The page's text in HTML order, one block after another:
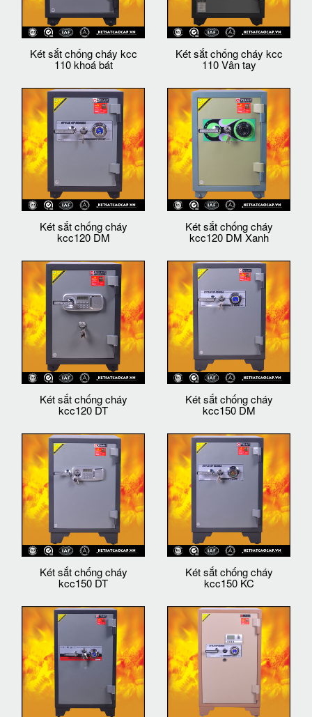
Két sắt chống cháy kcc
110 khoá bát
Két sắt chống cháy kcc
110 Vân tay
Két sắt chống cháy
kcc120 DM
Két sắt chống cháy
kcc120 DM Xanh
Két sắt chống cháy
kcc120 DT
Két sắt chống cháy
kcc150 DM
Két sắt chống cháy
kcc150 DT
Két sắt chống cháy
kcc150 KC